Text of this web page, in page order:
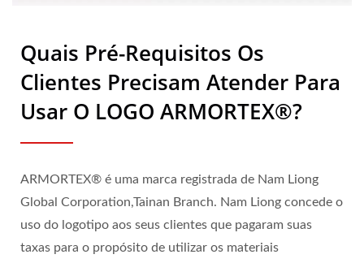
Quais Pré-Requisitos Os
Clientes Precisam Atender Para
Usar O LOGO ARMORTEX®?
ARMORTEX® é uma marca registrada de Nam Liong
Global Corporation,Tainan Branch. Nam Liong concede o
uso do logotipo aos seus clientes que pagaram suas
taxas para o propósito de utilizar os materiais